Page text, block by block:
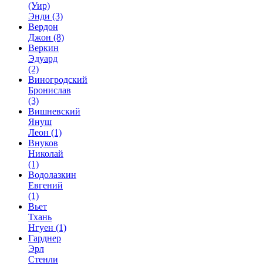
(Уир)
Энди (3)
Вердон
Джон (8)
Веркин
Эдуард
(2)
Виногродский
Бронислав
(3)
Вишневский
Януш
Леон (1)
Внуков
Николай
(1)
Водолазкин
Евгений
(1)
Вьет
Тхань
Нгуен (1)
Гарднер
Эрл
Стенли